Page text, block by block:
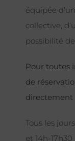
équipée
collective,
possibilité
Pour toutes
de
directement
Tous les
et 14h-17h30